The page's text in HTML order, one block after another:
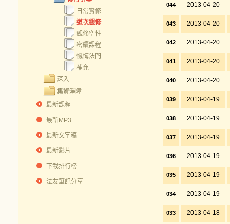
日常實修
道次觀修
觀修空性
密續課程
懺悔法門
補充
深入
集資淨障
最新課程
最新MP3
最新文字稿
最新影片
下載排行榜
法友筆記分享
044 2013-04-20
043 2013-04-20
042 2013-04-20
041 2013-04-20
040 2013-04-20
039 2013-04-19
038 2013-04-19
037 2013-04-19
036 2013-04-19
035 2013-04-19
034 2013-04-19
033 2013-04-18